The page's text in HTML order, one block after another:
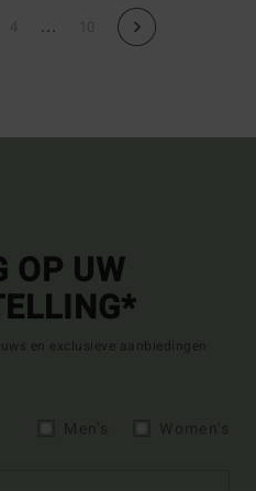
...
OP UW
en exclusieve aanbiedingen